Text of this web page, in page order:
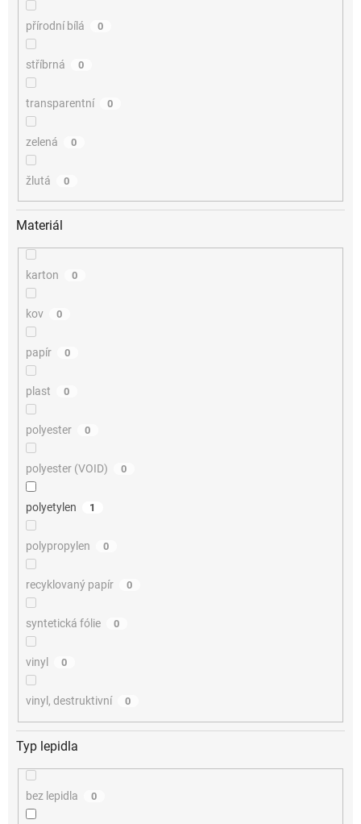
přírodní bílá 0
stříbrná 0
transparentní 0
zelená 0
žlutá 0
Materiál
karton 0
kov 0
papír 0
plast 0
polyester 0
polyester (VOID) 0
polyetylen 1
polypropylen 0
recyklovaný papír 0
syntetická fólie 0
vinyl 0
vinyl, destruktivní 0
Typ lepidla
bez lepidla 0